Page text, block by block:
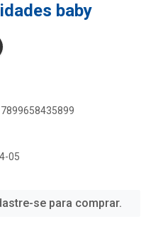
baby
05
se para comprar.